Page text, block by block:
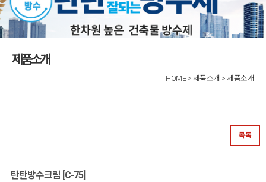
제품소개
HOME > 제품소개 > 제품소개
목록
탄탄방수크림 [C-75]